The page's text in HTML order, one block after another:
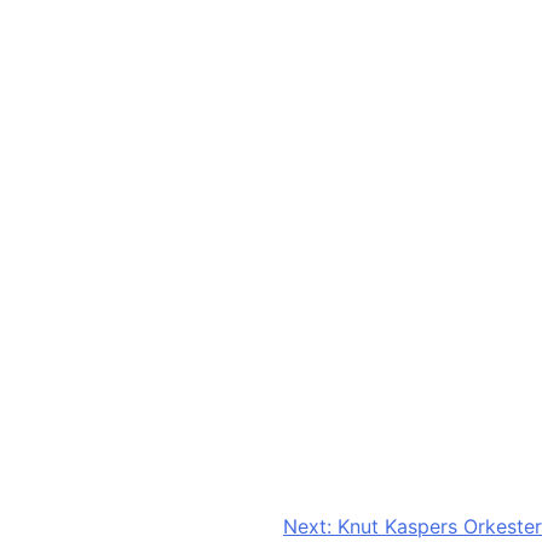
Next: Knut Kaspers Orkester